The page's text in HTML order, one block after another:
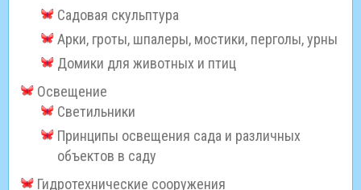
Садовая скульптура
Арки, гроты, шпалеры, мостики, перголы, урны
Домики для животных и птиц
Освещение
Светильники
Принципы освещения сада и различных
объектов в саду
Гидротехнические сооружения